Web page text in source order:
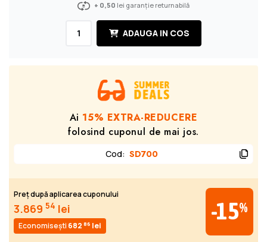
+ 0,50 lei garanție returnabilă
ADAUGA IN COS
Ai 15% EXTRA-REDUCERE
folosind cuponul de mai jos.
Cod: SD700
Preț după aplicarea cuponului
3.869 54 lei
Economisești 682 86 lei
-15%